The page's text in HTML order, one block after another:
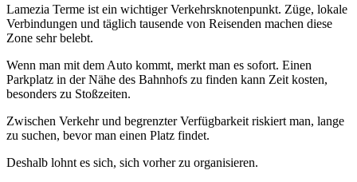
Lamezia Terme ist ein wichtiger Verkehrsknotenpunkt. Züge, lokale
Verbindungen und täglich tausende von Reisenden machen diese
Zone sehr belebt.
Wenn man mit dem Auto kommt, merkt man es sofort. Einen
Parkplatz in der Nähe des Bahnhofs zu finden kann Zeit kosten,
besonders zu Stoßzeiten.
Zwischen Verkehr und begrenzter Verfügbarkeit riskiert man, lange
zu suchen, bevor man einen Platz findet.
Deshalb lohnt es sich, sich vorher zu organisieren.